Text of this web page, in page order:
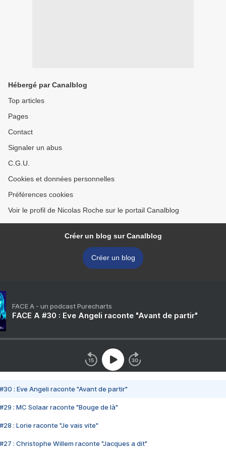
Hébergé par Canalblog
Top articles
Pages
Contact
Signaler un abus
C.G.U.
Cookies et données personnelles
Préférences cookies
Voir le profil de Nicolas Roche sur le portail Canalblog
Créer un blog sur Canalblog
Créer un blog
FACE A - un podcast Purecharts
FACE A #30 : Eve Angeli raconte "Avant de partir"
#30 : Eve Angeli raconte "Avant de partir"
#29 : MC Solaar raconte "Bouge de là"
#28 : Lorie raconte "Je vais vite"
#27 : Christophe Willem raconte "Jacques a dit"